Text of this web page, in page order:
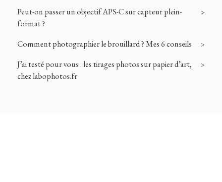
Peut-on passer un objectif APS-C sur capteur plein-
format ?
Comment photographier le brouillard ? Mes 6 conseils
J’ai testé pour vous : les tirages photos sur papier d’art,
chez labophotos.fr